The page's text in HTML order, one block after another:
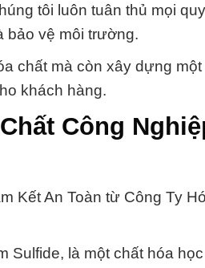
tôi luôn tuân thủ mọi
bảo vệ môi trường.
chất mà còn xây dựng
khách hàng.
Công
Kết An Toàn từ Công Ty
Sulfide, là một chất hóa